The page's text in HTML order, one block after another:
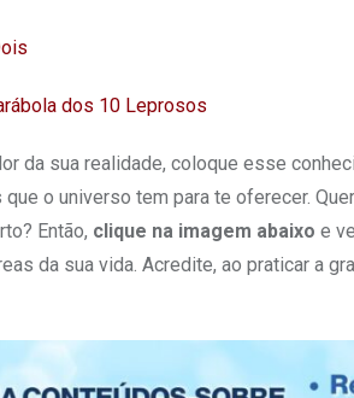
dos 10 Leprosos
da sua realidade, coloque esse
o universo tem para te oferecer.
Então, clique na imagem abaixo e
da sua vida. Acredite, ao praticar a